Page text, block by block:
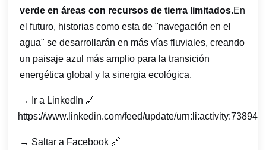
verde en áreas con recursos de tierra limitados.En
el futuro, historias como esta de "navegación en el
agua" se desarrollarán en más vías fluviales, creando
un paisaje azul más amplio para la transición
energética global y la sinergia ecológica.
→ Ir a LinkedIn 🔗
https://www.linkedin.com/feed/update/
→ Saltar a Facebook 🔗